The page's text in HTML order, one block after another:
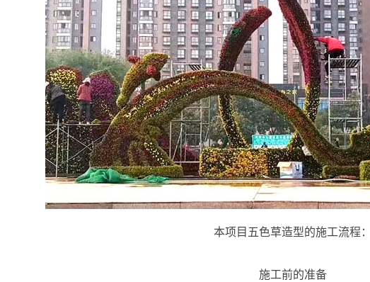
本项目五色草造型的施工流程：
施工前的准备